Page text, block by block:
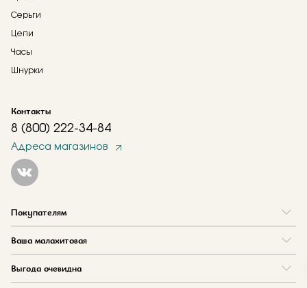
Серьги
Цепи
Часы
Шнурки
Контакты
8 (800) 222-34-84
Адреса магазинов
Покупателям
Ваша малахитовая
Где купить
Выгода очевидна